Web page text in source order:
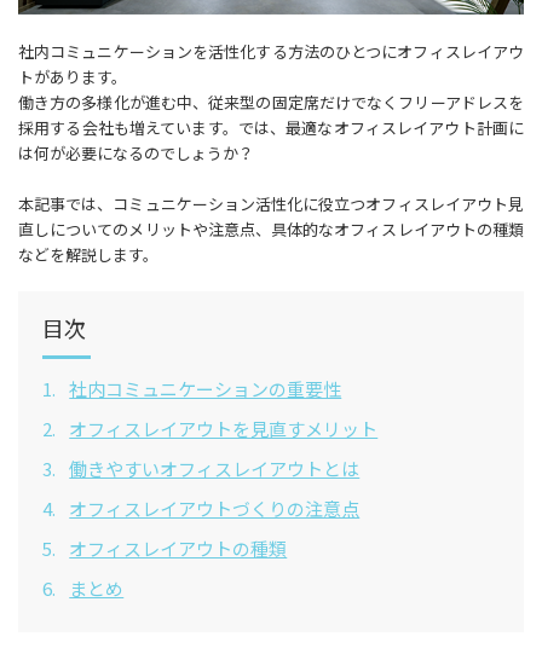
社内コミュニケーションを活性化する方法のひとつにオフィスレイアウ
トがあります。
働き方の多様化が進む中、従来型の固定席だけでなくフリーアドレスを
採用する会社も増えています。では、最適なオフィスレイアウト計画に
は何が必要になるのでしょうか？
本記事では、コミュニケーション活性化に役立つオフィスレイアウト見
直しについてのメリットや注意点、具体的なオフィスレイアウトの種類
などを解説します。
目次
1. 社内コミュニケーションの重要性
2.
​​オフィスレイアウトを見直すメリット
3. 働きやすいオフィスレイアウトとは
4.
オフィスレイアウトづくりの注意点
5.
オフィスレイアウトの種類
6.
まとめ